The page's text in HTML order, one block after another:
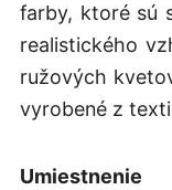
farby, ktoré sú
realistického
ružových
vyrobené z
Umiestnenie